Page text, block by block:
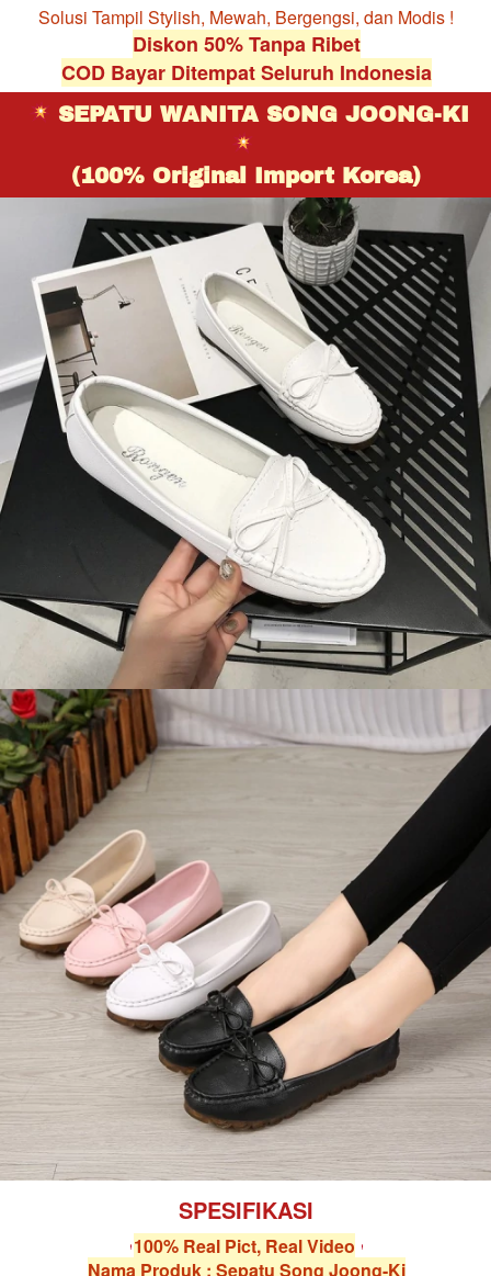
Solusi Tampil Stylish, Mewah, Bergengsi, dan Modis !
Diskon 50% Tanpa Ribet
COD Bayar Ditempat Seluruh Indonesia
(100% Original Import Korea)
SPESIFIKASI
100% Real Pict, Real Video
Nama Produk : Sepatu Song Joong-Ki